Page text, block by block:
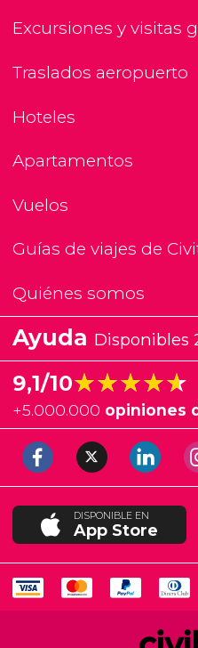
Excursiones y visitas
Traslados aeropuerto
Hoteles
Apartamentos
Vuelos
Guías de viajes de
Quiénes somos
Ayuda Disponibles
9,1/10★★★★★
★★★★★
+5.000.000 opiniones
DISPONIBLE EN
App Store